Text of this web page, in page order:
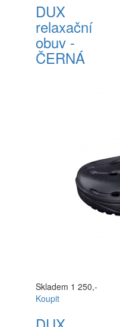
DUX
relaxační
obuv -
ČERNÁ
Skladem 1 250,-
Koupit